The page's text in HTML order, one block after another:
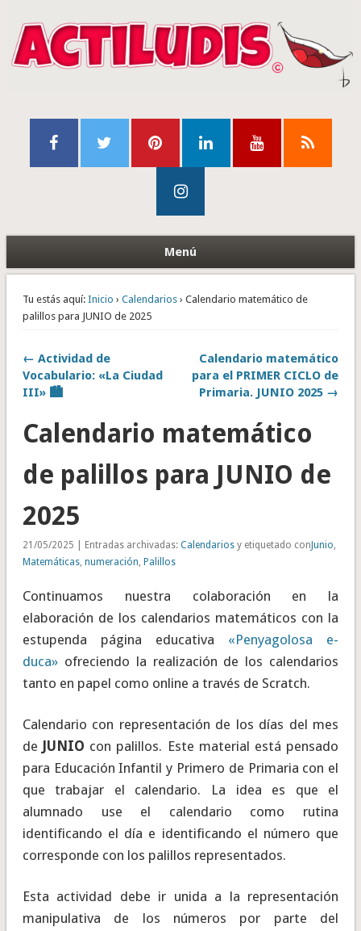
Menú
Tu estás aquí: Inicio › Calendarios› Calendario matemático de
palillos para JUNIO de 2025
← Actividad de
Vocabulario: «La Ciudad
III» 🏙️
Calendario matemático
para el PRIMER CICLO de
Primaria. JUNIO 2025 →
Calendario matemático
de palillos para JUNIO de
2025
21/05/2025 | Entradas archivadas: Calendariosy etiquetado con Junio,
Matemáticas, numeración, Palillos
Continuamos nuestra colaboración en la
elaboración de los calendarios matemáticos con la
estupenda página educativa «Penyagolosa e-
duca»ofreciendo la realización de los calendarios
tanto en papel como online a través de Scratch.
Calendario con representación de los días del mes
de
JUNIO con palillos. Este material está pensado
para Educación Infantil y Primero de Primaria con el
que trabajar el calendario. La idea es que el
alumnado use el calendario como rutina
identificando el día e identificando el número que
corresponde con los palillos representados.
Esta actividad debe ir unida a la representación
manipulativa de los números por parte del